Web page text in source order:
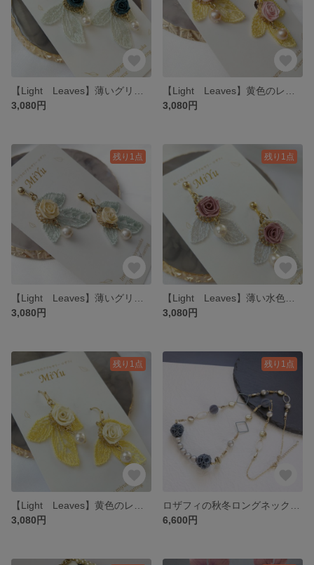
3,080円
3,080円
残り1点
3,080円
残り1点
3,080円
残り1点
3,080円
残り1点
6,600円